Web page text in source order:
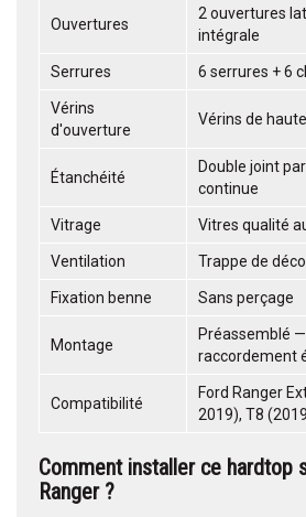
Ouvertures
2 ouvertures
intégrale
Serrures 6 serrures + 6
Vérins
d'ouverture
Vérins de
Étanchéité
Double joint
continue
Vitrage Vitres qualité
Ventilation Trappe de
Fixation benne Sans perçage
Montage
Préassemblé
raccordement
Compatibilité
Ford Ranger
2019), T8
Comment installer ce hardtop
Ranger ?